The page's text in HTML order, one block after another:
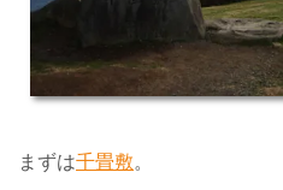
まずは千畳敷。